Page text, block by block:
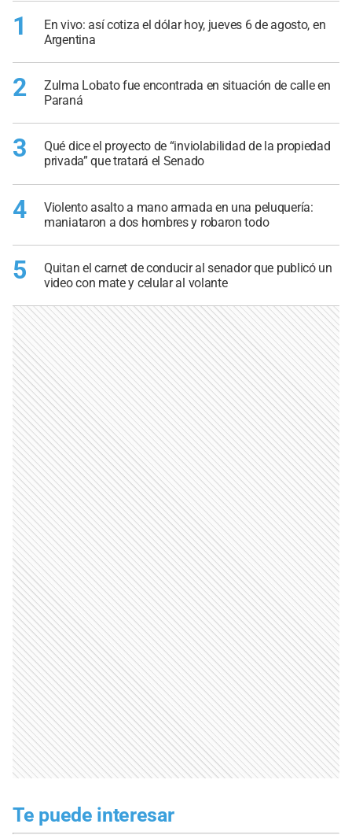
1
En vivo: así cotiza el dólar hoy, jueves 6 de agosto, en
Argentina
2
Zulma Lobato fue encontrada en situación de calle en
Paraná
3
Qué dice el proyecto de “inviolabilidad de la propiedad
privada” que tratará el Senado
4
Violento asalto a mano armada en una peluquería:
maniataron a dos hombres y robaron todo
5
Quitan el carnet de conducir al senador que publicó un
video con mate y celular al volante
Te puede interesar